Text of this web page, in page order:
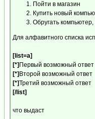
Пойти в магазин
Купить новый
Обругать компьютер,
Для алфавитного списка
[list=a]
[*] Первый возможный ответ
[*] Второй возможный ответ
[*]Третий возможный ответ
[/list]
что выдаст